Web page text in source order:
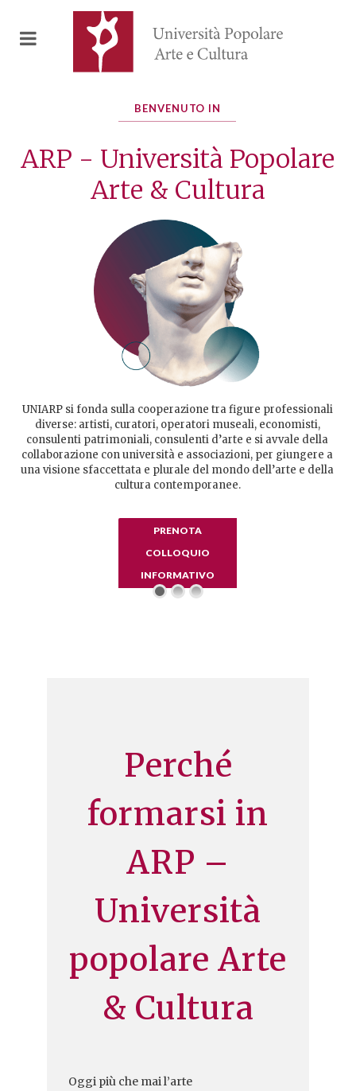
BENVENUTO IN
ARP - Università Popolare
Arte & Cultura
UNIARP si fonda sulla cooperazione tra figure professionali
diverse: artisti, curatori, operatori museali, economisti,
consulenti patrimoniali, consulenti d’arte e si avvale della
collaborazione con università e associazioni, per giungere a
una visione sfaccettata e plurale del mondo dell’arte e della
cultura contemporanee.
PRENOTA
COLLOQUIO
INFORMATIVO
Perché
formarsi in
ARP –
Università
popolare Arte
& Cultura
Oggi più che mai l’arte